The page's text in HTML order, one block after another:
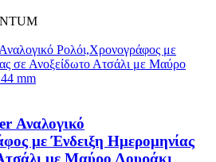
Αναλογικό
με Ένδειξη Ημερομηνίας
με Μαύρο Λουράκι